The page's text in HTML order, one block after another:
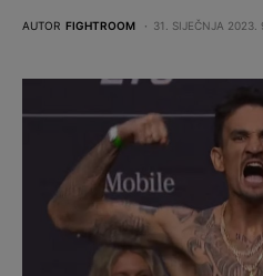
AUTOR FIGHTROOM 31. SIJEČNJA 2023.